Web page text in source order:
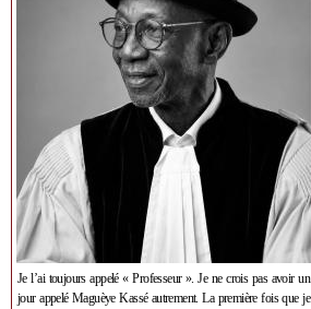
Je l’ai toujours appelé « Professeur ». Je ne crois pas avoir un
jour appelé Maguèye Kassé autrement. La première fois que je